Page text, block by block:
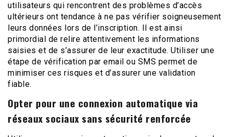
utilisateurs qui rencontrent des problèmes d’accès
ultérieurs ont tendance à ne pas vérifier soigneusement
leurs données lors de l’inscription. Il est ainsi
primordial de relire attentivement les informations
saisies et de s’assurer de leur exactitude. Utiliser une
étape de vérification par email ou SMS permet de
minimiser ces risques et d’assurer une validation
fiable.
Opter pour une connexion automatique via
réseaux sociaux sans sécurité renforcée